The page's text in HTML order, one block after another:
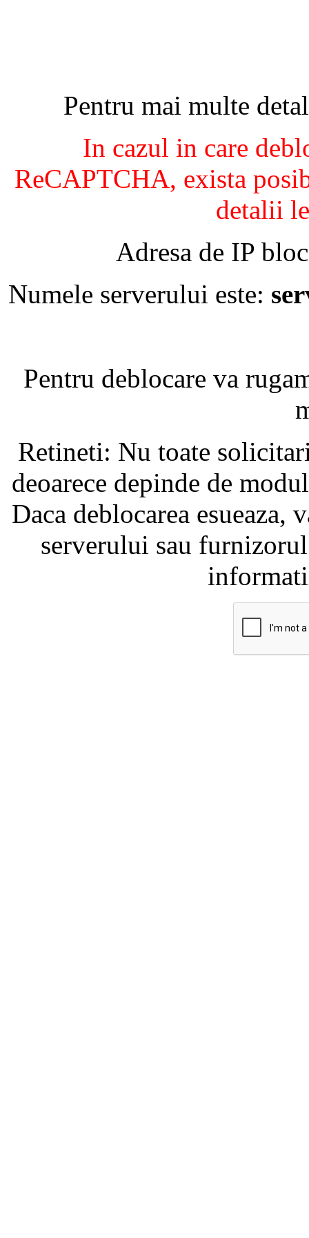
Pentru mai multe
In cazul in care
ReCAPTCHA, exista
detalii
Adresa de IP
Numele serverului este:
Pentru deblocare va
Retineti: Nu toate
deoarece depinde de
Daca deblocarea
serverului sau